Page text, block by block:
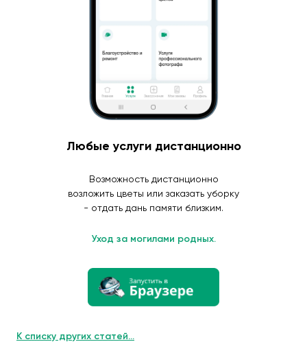
Любые услуги дистанционно
Возможность дистанционно
возложить цветы или заказать уборку
- отдать дань памяти близким.
Уход за могилами родных.
К списку других статей...